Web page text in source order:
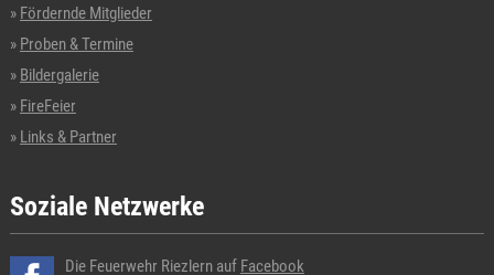
Fördernde Mitglieder
Proben & Termine
Bildergalerie
FireFeier
Links & Partner
Soziale Netzwerke
Die Feuerwehr Riezlern auf Facebook